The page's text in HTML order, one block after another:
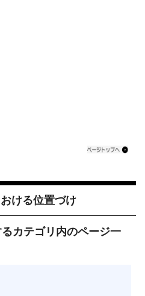
ける位置づけ
カテゴリ内のページ一